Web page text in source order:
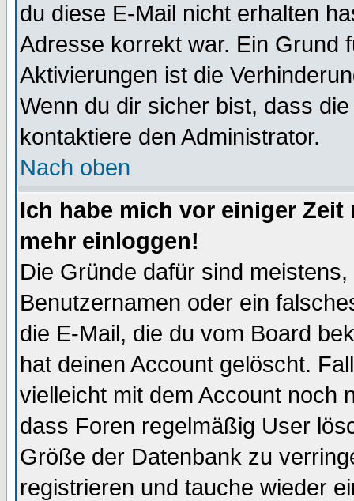
du diese E-Mail nicht erhalten
Adresse korrekt war. Ein Grund
Aktivierungen ist die
Wenn du dir sicher bist, dass
kontaktiere den Administrator.
Nach oben
Ich habe mich vor einiger
mehr einloggen!
Die Gründe dafür sind
Benutzernamen oder ein
die E-Mail, die du vom Board
hat deinen Account gelöscht.
vielleicht mit dem Account noch
dass Foren regelmäßig User
Größe der Datenbank zu
registrieren und tauche wieder